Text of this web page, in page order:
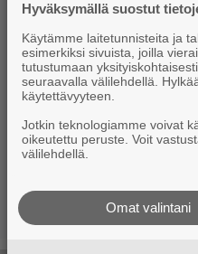
Hyväksymällä suostut
Käytämme laitetunnisteita ja
esimerkiksi sivuista, joilla
tutustumaan
seuraavalla välilehdellä.
käytettävyyteen.
Jotkin teknologiamme voivat
oikeutettu peruste. Voit
välilehdellä.
Omat valintani